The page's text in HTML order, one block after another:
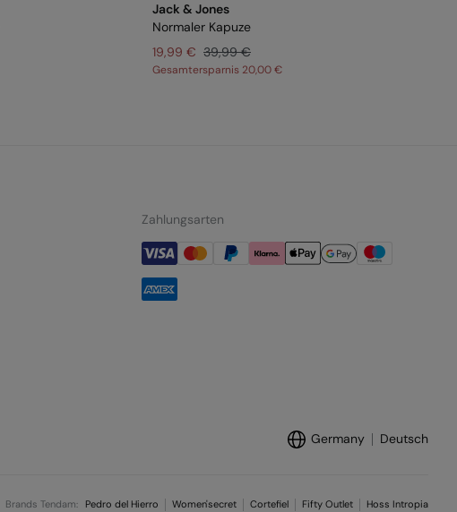
Jack & Jones
Normaler Kapuze
19,99 € 39,99 €
Gesamtersparnis 20,00 €
Zahlungsarten
Germany Deutsch
Brands Tendam: Pedro del Hierro Women'secret Cortefiel Fifty Outlet Hoss Intropia